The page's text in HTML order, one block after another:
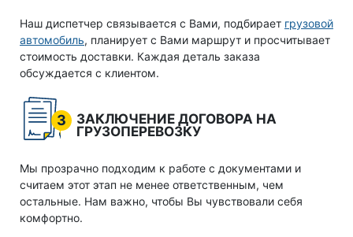
Наш диспетчер связывается с Вами, подбирает грузовой
автомобиль, планирует с Вами маршрут и просчитывает
стоимость доставки. Каждая деталь заказа
обсуждается с клиентом.
3
ЗАКЛЮЧЕНИЕ ДОГОВОРА НА
ГРУЗОПЕРЕВОЗКУ
Мы прозрачно подходим к работе с документами и
считаем этот этап не менее ответственным, чем
остальные. Нам важно, чтобы Вы чувствовали себя
комфортно.